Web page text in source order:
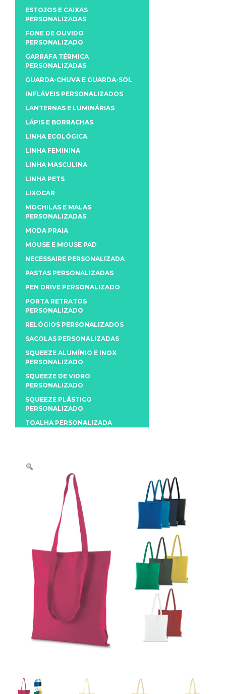
ESTOJOS E CAIXAS
PERSONALIZADAS
FONE DE OUVIDO
PERSONALIZADO
GARRAFA TÉRMICA
PERSONALIZADAS
GUARDA-CHUVA E GUARDA-SOL
INFLÁVEIS PERSONALIZADOS
LANTERNAS E LUMINÁRIAS
LÁPIS E BORRACHAS
LINHA ECOLÓGICA
LINHA FEMININA
LINHA MASCULINA
LINHA PETS
LIXOCAR
MOCHILAS E MALAS
PERSONALIZADAS
MODA PRAIA
MOUSE E MOUSE PAD
NECESSAIRE PERSONALIZADA
PASTAS PERSONALIZADAS
PEN DRIVE PERSONALIZADO
PORTA RETRATOS
PERSONALIZADO
RELÓGIOS PERSONALIZADOS
SACOLAS PERSONALIZADAS
SQUEEZE ALUMÍNIO E INOX
PERSONALIZADO
SQUEEZE DE VIDRO
PERSONALIZADO
SQUEEZE PLÁSTICO
PERSONALIZADO
TOALHA PERSONALIZADA